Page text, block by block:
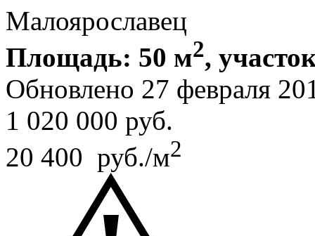
Малоярославец
Площадь: 50 м2,
Обновлено 27 февраля
1 020 000 руб.
20 400 руб./м2